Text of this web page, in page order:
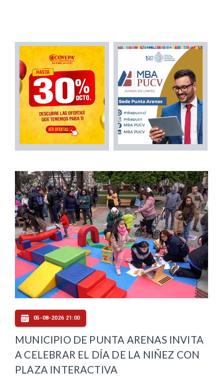
05-08-2026 21:00
MUNICIPIO DE PUNTA ARENAS INVITA
A CELEBRAR EL DÍA DE LA NIÑEZ CON
PLAZA INTERACTIVA